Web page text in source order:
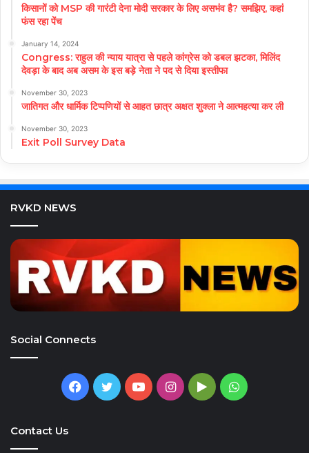
किसानों को MSP की गारंटी देना मोदी सरकार के लिए असभंव है? समझिए, कहां
फंस रहा पेंच
January 14, 2024
Congress: राहुल की न्याय यात्रा से पहले कांग्रेस को डबल झटका, मिलिंद
देवड़ा के बाद अब असम के इस बड़े नेता ने पद से दिया इस्तीफा
November 30, 2023
जातिगत और धार्मिक टिप्पणियों से आहत छात्र अक्षत शुक्ला ने आत्महत्या कर ली
November 30, 2023
Exit Poll Survey Data
RVKD NEWS
Social Connects
Facebook
TwitterYouTubeInstagram
GoogleWhatsApp
Contact Us